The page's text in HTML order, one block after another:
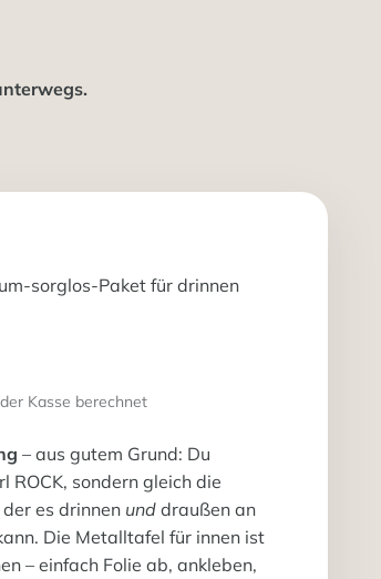
sorglos-Paket für drinnen
Kasse berechnet
– aus gutem Grund: Du
ROCK, sondern gleich die
es drinnen und draußen an
Die Metalltafel für innen ist
– einfach Folie ab, ankleben,